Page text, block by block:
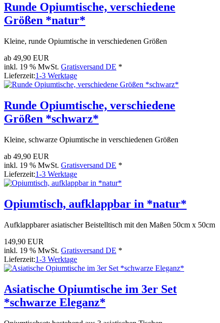
Runde Opiumtische, verschiedene
Größen *natur*
Kleine, runde Opiumtische in verschiedenen Größen
ab 49,90 EUR
inkl. 19 % MwSt. Gratisversand DE *
Lieferzeit:1-3 Werktage
Runde Opiumtische, verschiedene
Größen *schwarz*
Kleine, schwarze Opiumtische in verschiedenen Größen
ab 49,90 EUR
inkl. 19 % MwSt. Gratisversand DE *
Lieferzeit:1-3 Werktage
Opiumtisch, aufklappbar in *natur*
Aufklappbarer asiatischer Beistelltisch mit den Maßen 50cm x 50cm
149,90 EUR
inkl. 19 % MwSt. Gratisversand DE *
Lieferzeit:1-3 Werktage
Asiatische Opiumtische im 3er Set
*schwarze Eleganz*